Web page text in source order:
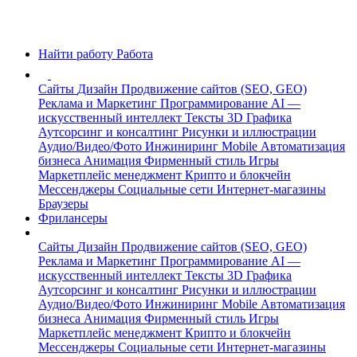
Найти работу Работа
Сайты Дизайн Продвижение сайтов (SEO, GEO)
Реклама и Маркетинг Программирование AI —
искусственный интеллект Тексты 3D Графика
Аутсорсинг и консалтинг Рисунки и иллюстрации
Аудио/Видео/Фото Инжиниринг Mobile Автоматизация
бизнеса Анимация Фирменный стиль Игры
Маркетплейс менеджмент Крипто и блокчейн
Мессенджеры Социальные сети Интернет-магазины
Браузеры
Фрилансеры
Сайты Дизайн Продвижение сайтов (SEO, GEO)
Реклама и Маркетинг Программирование AI —
искусственный интеллект Тексты 3D Графика
Аутсорсинг и консалтинг Рисунки и иллюстрации
Аудио/Видео/Фото Инжиниринг Mobile Автоматизация
бизнеса Анимация Фирменный стиль Игры
Маркетплейс менеджмент Крипто и блокчейн
Мессенджеры Социальные сети Интернет-магазины